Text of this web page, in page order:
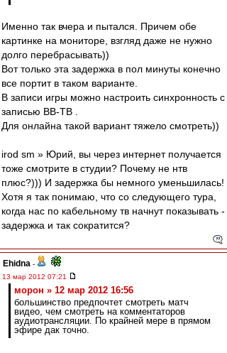
Именно так вчера и пытался. Причем обе
картинке на мониторе, взгляд даже не нужно
долго перебрасывать))
Вот только эта задержка в пол минуты конечно
все портит в таком варианте.
В записи игры можно настроить синхронность с
записью ВВ-ТВ .
Для онлайна такой вариант тяжело смотреть))
irod sm » Юрий, вы через интернет получается
тоже смотрите в студии? Почему не нтв
плюс?))) И задержка бы немного уменьшилась!
Хотя я так понимаю, что со следующего тура,
когда нас по кабельному тв начнут показывать -
задержка и так сократится?
Ehidna -
13 мар 2012 07:21
морон » 12 мар 2012 16:56
большинство предпочтет смотреть матч
видео, чем смотреть на комментаторов
аудиотрансляции. По крайней мере в прямом
эфире дак точно.